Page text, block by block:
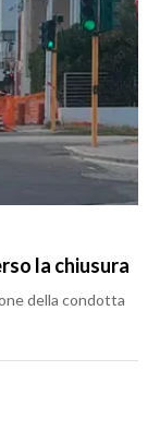
la chiusura
della condotta